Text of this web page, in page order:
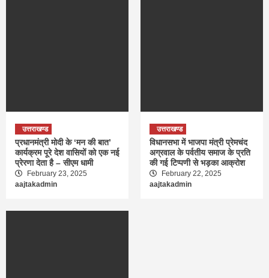
उत्तराखण्ड
प्रधानमंत्री मोदी के ‘मन की बात’
कार्यक्रम पूरे देश वासियों को एक नई
प्रेरणा देता है – सीएम धामी
February 23, 2025
aajtakadmin
उत्तराखण्ड
विधानसभा में भाजपा मंत्री प्रेमचंद
अग्रवाल के पर्वतीय समाज के प्रति
की गई टिप्पणी से भड़का आक्रोश
February 22, 2025
aajtakadmin